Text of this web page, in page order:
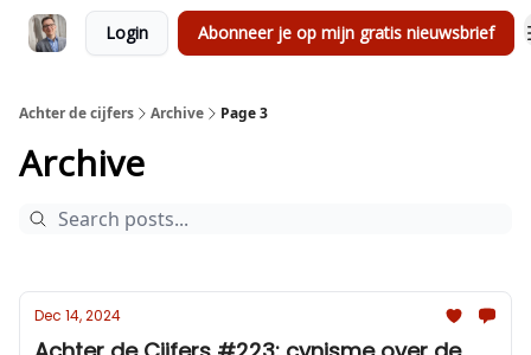
Login Abonneer je op mijn gratis nieuwsbrief
Achter de cijfers Archive Page 3
Archive
Dec 14, 2024